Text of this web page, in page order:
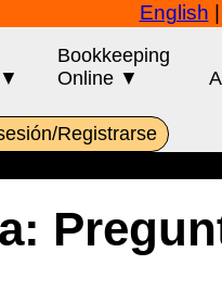
English
Bookkeeping
Online ▼
Registrarse